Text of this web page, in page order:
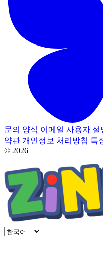
문의 양식 이메일 사용자 설
약관 개인정보 처리방침 특
© 2026